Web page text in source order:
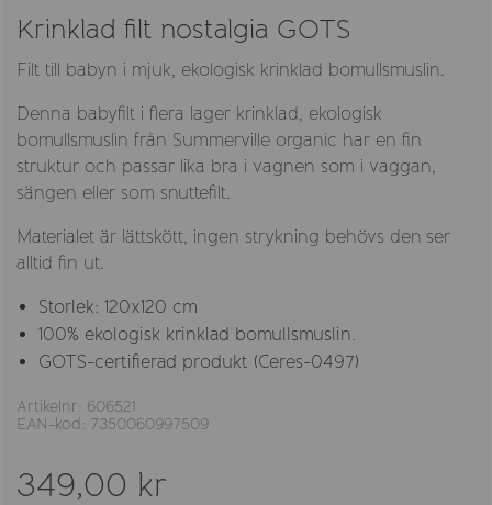
Krinklad filt nostalgia GOTS
Filt till babyn i mjuk, ekologisk krinklad bomullsmuslin.
Denna babyfilt i flera lager krinklad, ekologisk
bomullsmuslin från Summerville organic har en fin
struktur och passar lika bra i vagnen som i vaggan,
sängen eller som snuttefilt.
Materialet är lättskött, ingen strykning behövs den ser
alltid fin ut.
Storlek: 120x120 cm
100% ekologisk krinklad bomullsmuslin.
GOTS-certifierad produkt (Ceres-0497)
Artikelnr: 606521
EAN-kod: 7350060997509
349,00 kr